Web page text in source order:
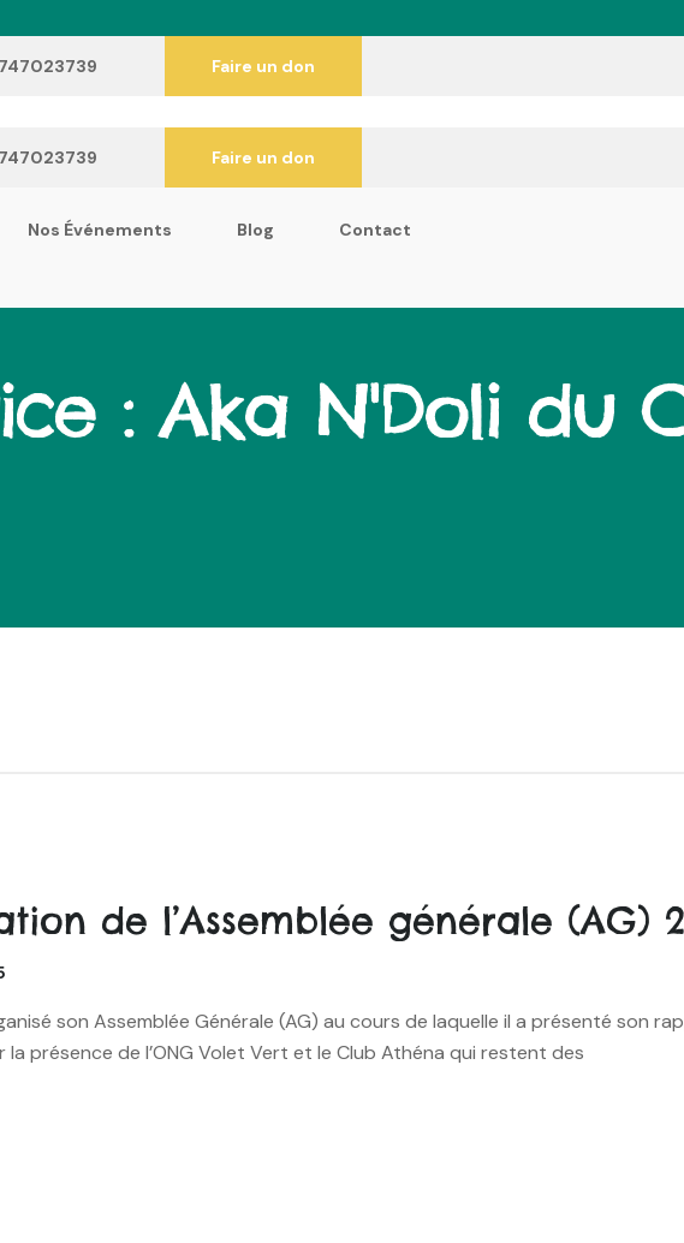
Faire un don
Faire un don
Nos Événements Blog Contact
:Aka N'Doli du
de l’Assemblée générale (AG)
son Assemblée Générale (AG) au cours de laquelle il a présenté son
présence de l’ONG Volet Vert et le Club Athéna qui restent des